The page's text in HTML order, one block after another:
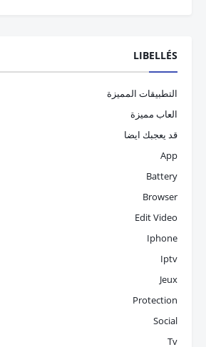
LIBELLÉS
التطبيقات المميزة
العاب مميزة
قد يعجبك ايضا
App
Battery
Browser
Edit Video
Iphone
Iptv
Jeux
Protection
Social
Tv